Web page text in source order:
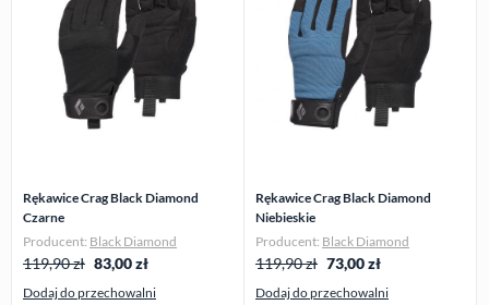
Rękawice Crag Black Diamond
Czarne
Producent: Black Diamond
119,90 zł 83,00zł
Dodaj do przechowalni
Rękawice Crag Black Diamond
Niebieskie
Producent: Black Diamond
119,90 zł 73,00zł
Dodaj do przechowalni